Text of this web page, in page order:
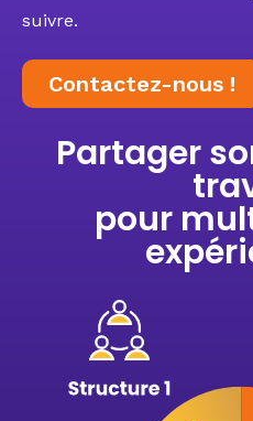
suivre.
Contactez-nous !
Partager
pour